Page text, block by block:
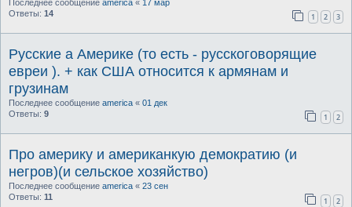
Последнее сообщение america « 17 мар
Ответы: 14 1 2 3
Русские а Америке (то есть - русскоговорящие
евреи ). + как США относится к армянам и
грузинам
Последнее сообщение america « 01 дек
Ответы: 9 1 2
Про америку и американкую демократию (и
негров)(и сельское хозяйство)
Последнее сообщение america « 23 сен
Ответы: 11 1 2